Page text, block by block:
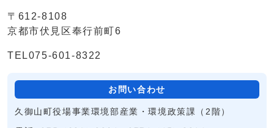
〒612-8108
京都市伏見区奉行前町6
TEL075-601-8322
お問い合わせ
久御山町役場事業環境部産業・環境政策課（2階）